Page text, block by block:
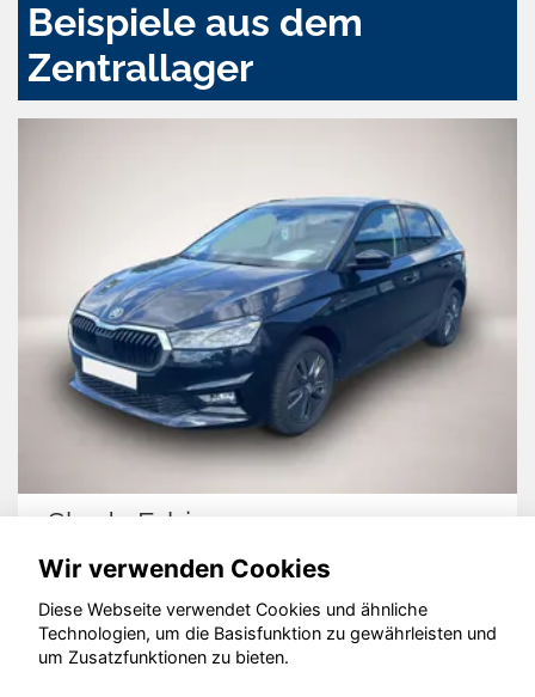
Beispiele aus dem
Zentrallager
Skoda Fabia
© konjunkturmotor.de GmbH 2020 - 2026
Wir verwenden Cookies
Diese Webseite verwendet Cookies und ähnliche
Technologien, um die Basisfunktion zu gewährleisten und
um Zusatzfunktionen zu bieten.